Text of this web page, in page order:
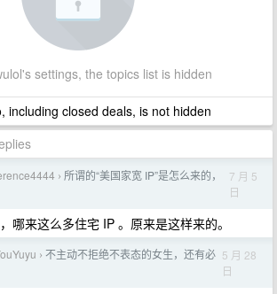
settings, the topics list is hidden
including closed deals, is not hidden
› 所谓的“美国家宽 IP”是怎么来的，
7 月 5
日
哪来这么多住宅 IP 。原来是这样来的。
› 不主动不拒绝不表态的女生，还有必 5 月 28
日